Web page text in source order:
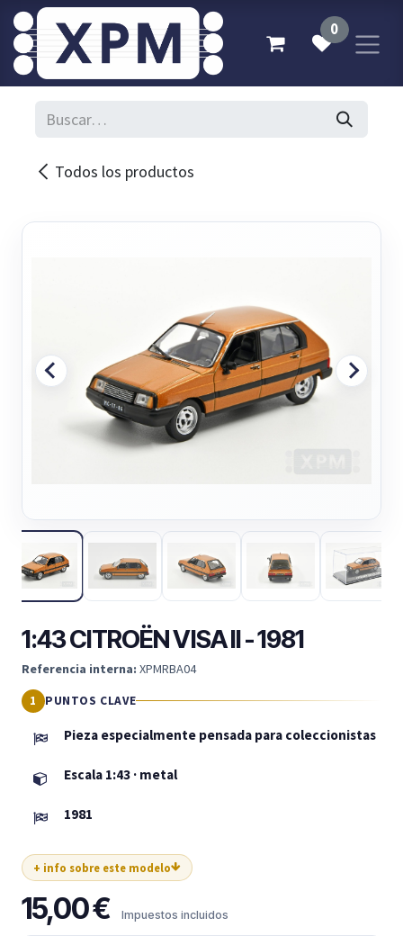
Ir al contenido
0
Todos los productos
1:43 CITROËN VISA II - 1981
Referencia interna: XPMRBA04
PUNTOS CLAVE
Pieza especialmente pensada para coleccionistas
Escala 1:43 · metal
1981
+ info sobre este modelo
15,00€ Impuestos incluidos